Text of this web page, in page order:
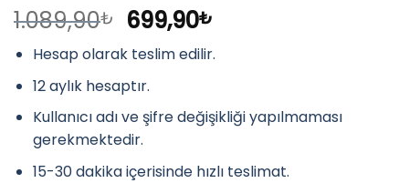
1.089,90₺ Orijinal
fiyat:
1.089,90₺.
699,90₺
fiyat:
Hesap olarak teslim edilir.
12 aylık hesaptır.
Kullanıcı adı ve şifre değişikliği yapılmaması
gerekmektedir.
15-30 dakika içerisinde hızlı teslimat.